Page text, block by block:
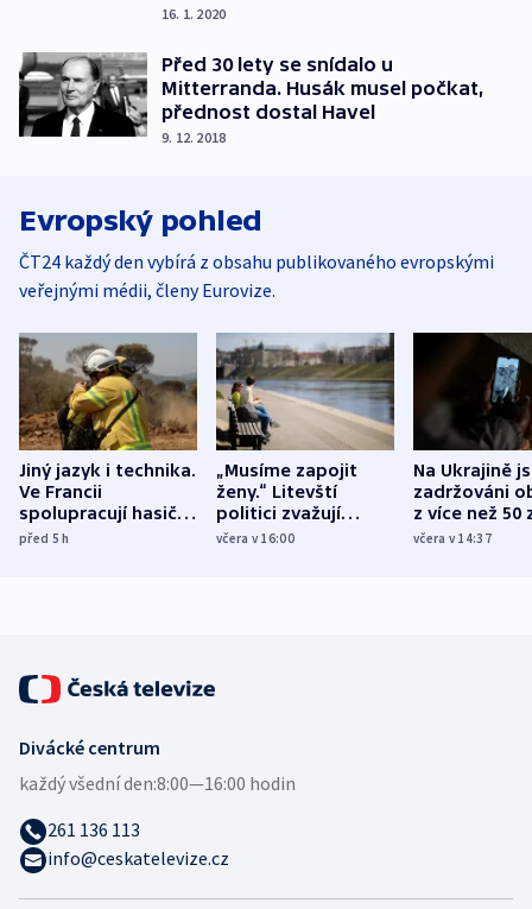
16. 1. 2020
Před 30 lety se snídalo u
Mitterranda. Husák musel počkat,
přednost dostal Havel
9. 12. 2018
Evropský pohled
ČT24 každý den vybírá z obsahu publikovaného evropskými
veřejnými médii, členy Eurovize.
Jiný jazyk i technika.
Ve Francii
spolupracují hasiči z
různých zemí
před 5h
„Musíme zapojit
ženy.“ Litevští
politici zvažují
dohodu o
včera v 16:00
Na Ukrajině
zadržováni
z více než 50
Bojovali na
včera v 14:37
Divácké centrum
každý všední den:8:00—16:00 hodin
261 136 113
info@ceskatelevize.cz